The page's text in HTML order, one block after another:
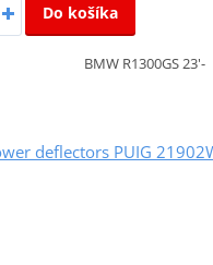
Do košíka
BMW R1300GS 23'-
deflectors PUIG